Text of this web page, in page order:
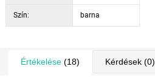
Szín: barna
Értékelése(18) Kérdések(0)